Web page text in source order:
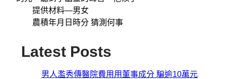
提供材料—男女
農積年月日時分 猜測何事
Latest Posts
男人濫秀傳醫院費用用董事成分 騙逾10萬元